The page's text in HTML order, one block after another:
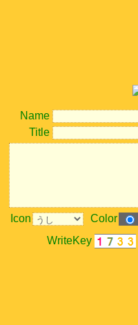
Name
Title
Icon
Color
WriteKey